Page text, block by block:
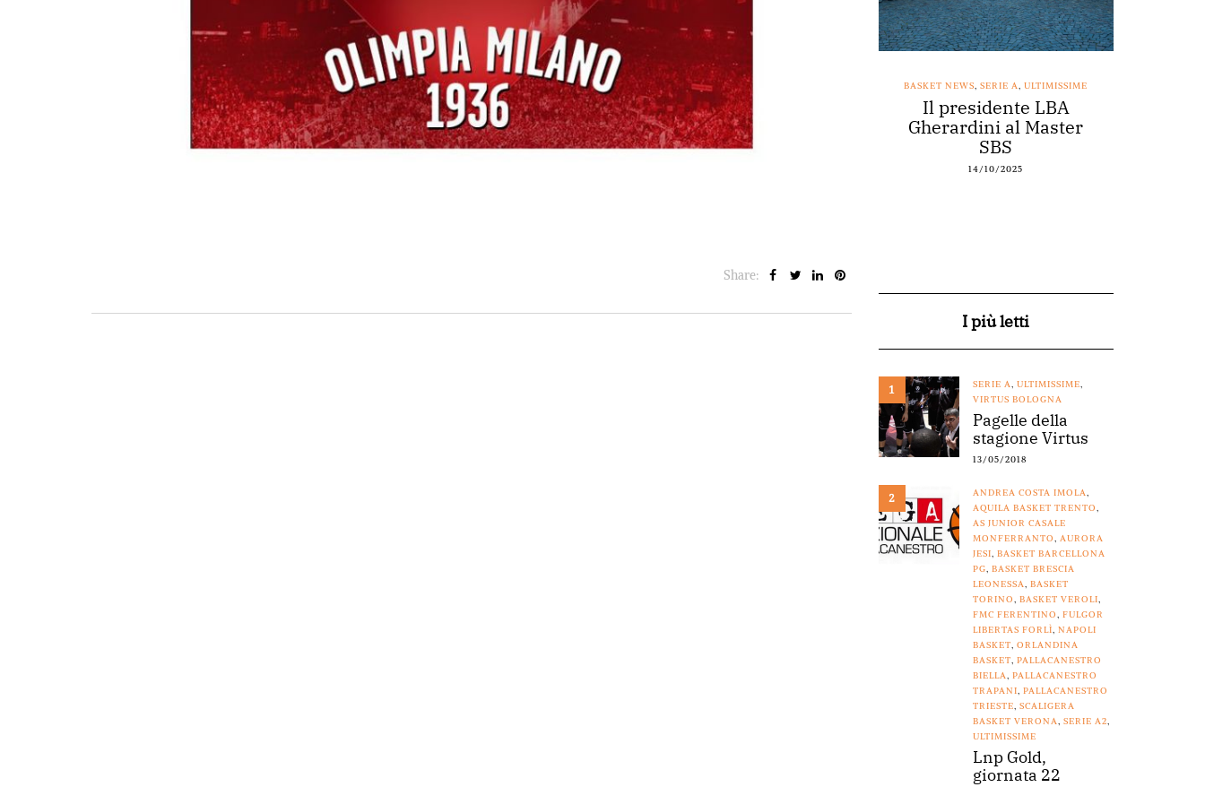
Share:
BASKET TORINO BENEDETTO XIV CENTO,
BERGAMO BASKET 2014,FORLÌ
PALLACANESTRO 2.015,FORTITUDO BOLOGNA,
NEW BASKET BRINDISI,PISTOIA BASKET,
ROSETO,SCAFATI BASKET 1969,SCALIGERA
BASKET NEWS,ULTIMISSIME
Alla Roig Arena di
Valencia arriva «The
Eye»
BASKET NEWS
Piazza Paci a canestro
con un’opera d’arte a
cielo aperto
BASKET NEWS,SERIE A,ULTIMISSIME
Il presidente LBA
Gherardini al Master
SBS
14/10/2025
I più letti
1 SERIE A, ULTIMISSIME,
VIRTUS BOLOGNA
Pagelle della
stagione Virtus
13/05/2018
2 ANDREA COSTA IMOLA,
AQUILA BASKET TRENTO,
AS JUNIOR CASALE
MONFERRANTO, AURORA
JESI, BASKET BARCELLONA
PG, BASKET BRESCIA
LEONESSA, BASKET
TORINO, BASKET VEROLI,
FMC FERENTINO, FULGOR
LIBERTAS FORLÌ, NAPOLI
BASKET, ORLANDINA
BASKET, PALLACANESTRO
BIELLA, PALLACANESTRO
TRAPANI, PALLACANESTRO
TRIESTE, SCALIGERA
BASKET VERONA, SERIE A2,
ULTIMISSIME
Lnp Gold,
giornata 22